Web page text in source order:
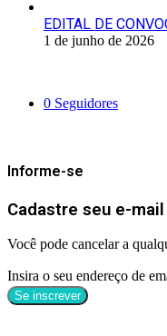
EDITAL DE
1 de junho de 2026
0 Seguidores
Informe-se
Cadastre seu e-
Você pode cancelar a
Insira o seu endereço de